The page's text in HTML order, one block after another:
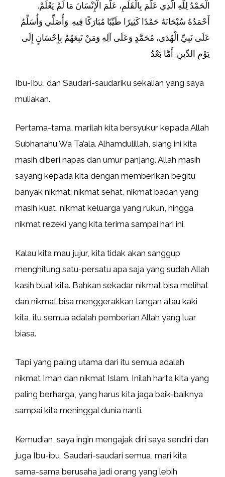
الْحَمْدُ لِلَّهِ الَّذِي عَلَّمَ بِالْقَلَمِ، عَلَّمَ الْإِنْسَانَ مَا لَمْ يَعْلَمْ.
أَحْمَدُهُ سُبْحَانَهُ حَمْدًا كَثِيرًا طَيِّبًا مُبَارَكًا فِيهِ. وَأُصَلِّي وَأُسَلِّمُ
عَلَى نَبِيِّ الْهُدَى، مُحَمَّدٍ وَعَلَى آلِهِ وَمَنْ تَبِعَهُمْ بِإِحْسَانٍ إِلَى
يَوْمِ الدِّينِ. أَمَّا بَعْدُ
Ibu-Ibu, dan Saudari-saudariku sekalian yang saya
muliakan.
Pertama-tama, marilah kita bersyukur kepada Allah
Subhanahu Wa Ta’ala. Alhamdulillah, siang ini kita
masih diberi napas dan umur panjang. Allah masih
sayang kepada kita dengan memberikan begitu
banyak nikmat: nikmat sehat, nikmat badan yang
masih kuat, nikmat keluarga yang rukun, hingga
nikmat rezeki yang kita terima sampai hari ini.
Kalau kita mau jujur, kita tidak akan sanggup
menghitung satu-persatu apa saja yang sudah Allah
kasih buat kita. Bahkan sekadar nikmat bisa melihat
dan nikmat bisa menggerakkan tangan atau kaki
kita, itu semua adalah pemberian Allah yang luar
biasa.
Tapi yang paling utama dari itu semua adalah
nikmat Iman dan nikmat Islam. Inilah harta kita yang
paling berharga, yang harus kita jaga baik-baiknya
sampai kita meninggal dunia nanti.
Kemudian, saya ingin mengajak diri saya sendiri dan
juga Ibu-ibu, Saudari-saudari semua, mari kita
sama-sama berusaha jadi orang yang lebih